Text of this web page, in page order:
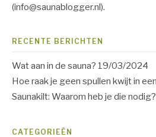
(info@saunablogger.nl).
RECENTE BERICHTEN
Wat aan in de sauna? 19/03/2024
Hoe raak je geen spullen kwijt in
Saunakilt: Waarom heb je die nodig?
CATEGORIEËN